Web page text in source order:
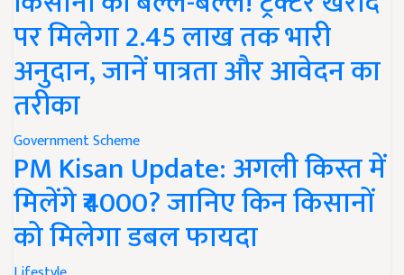
पर मिलेगा 2.45 लाख तक भारी
अनुदान, जानें पात्रता और आवेदन का
तरीका
Government Scheme
PM Kisan Update: अगली किस्त में
मिलेंगे ₹4000? जानिए किन किसानों
को मिलेगा डबल फायदा